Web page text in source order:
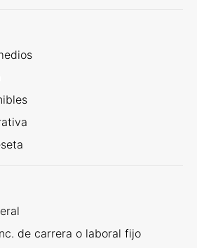
de carrera o laboral fijo